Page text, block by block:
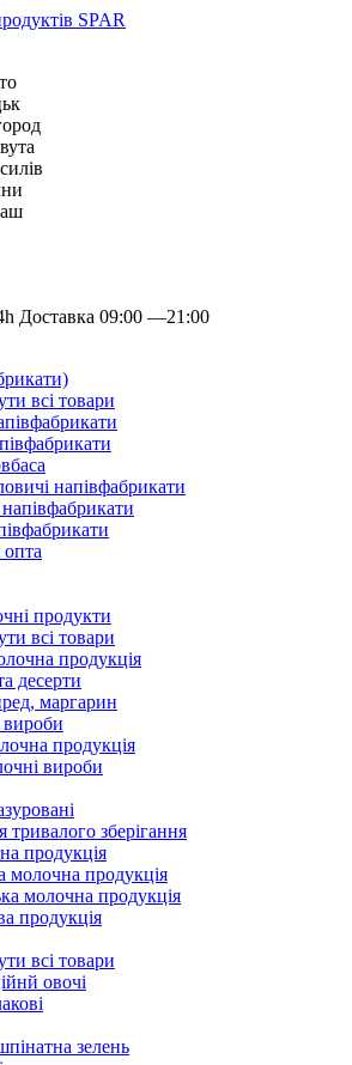
Доставка 09:00 —21:00
всі товари
напiвфабрикати
продукти
всі товари
продукція
десерти
маргарин
продукція
вироби
тривалого зберігання
продукція
молочна продукція
молочна продукція
продукція
всі товари
овочі
зелень